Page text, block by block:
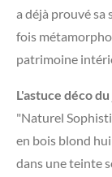
a déjà prouvé sa
fois
patrimoine
L'astuce déco
"Naturel
en bois blond
dans une teinte